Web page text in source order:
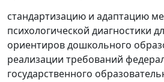
стандартизацию и адаптацию
психологической диагностики
ориентиров дошкольного
реализации требований
государственного